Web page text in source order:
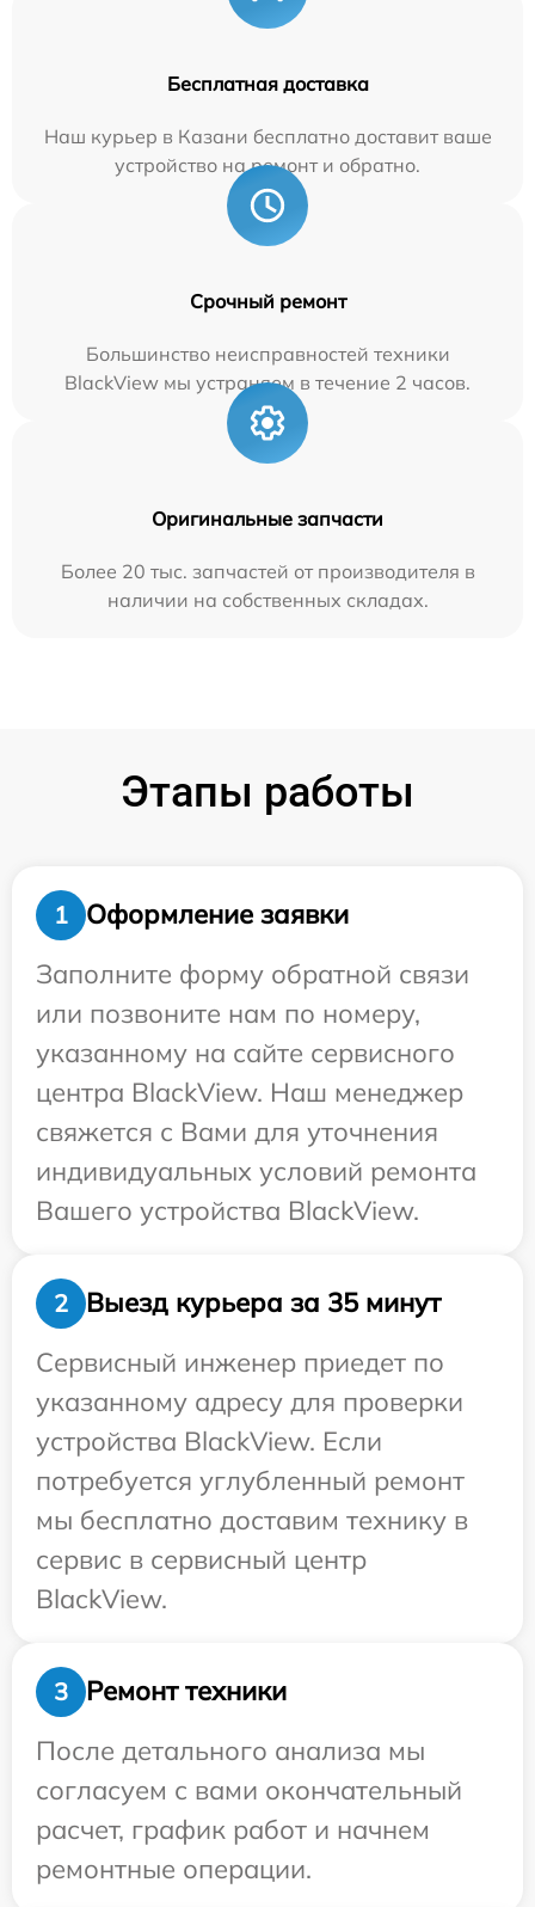
Бесплатная доставка
Наш курьер в Казани бесплатно доставит ваше
устройство на ремонт и обратно.
Срочный ремонт
Большинство неисправностей техники
BlackView мы устраняем в течение 2 часов.
Оригинальные запчасти
Более 20 тыс. запчастей от производителя в
наличии на собственных складах.
Этапы работы
1
Оформление заявки
Заполните форму обратной связи
или позвоните нам по номеру,
указанному на сайте сервисного
центра BlackView. Наш менеджер
свяжется с Вами для уточнения
индивидуальных условий ремонта
Вашего устройства BlackView.
2
Выезд курьера за 35 минут
Сервисный инженер приедет по
указанному адресу для проверки
устройства BlackView. Если
потребуется углубленный ремонт
мы бесплатно доставим технику в
сервис в сервисный центр
BlackView.
3
Ремонт техники
После детального анализа мы
согласуем с вами окончательный
расчет, график работ и начнем
ремонтные операции.